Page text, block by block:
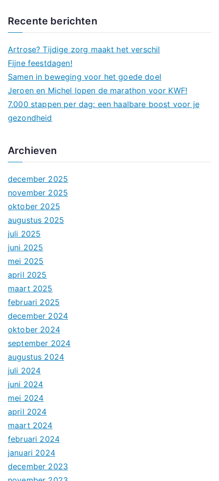
Recente berichten
Artrose? Tijdige zorg maakt het verschil
Fijne feestdagen!
Samen in beweging voor het goede doel
Jeroen en Michel lopen de marathon voor KWF!
7.000 stappen per dag: een haalbare boost voor je
gezondheid
Archieven
december 2025
november 2025
oktober 2025
augustus 2025
juli 2025
juni 2025
mei 2025
april 2025
maart 2025
februari 2025
december 2024
oktober 2024
september 2024
augustus 2024
juli 2024
juni 2024
mei 2024
april 2024
maart 2024
februari 2024
januari 2024
december 2023